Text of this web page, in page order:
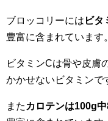
ブロッコリーには ビタ
豊富に含まれています。
ビタミンCは骨や皮膚
かかせないビタミンで
また カロテンは100g